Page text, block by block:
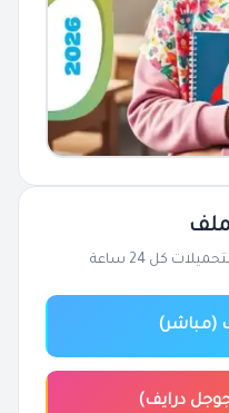
كل 24 ساعة
(مباشر)
درايف)